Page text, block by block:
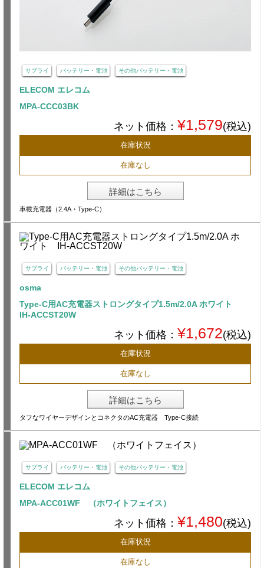
サプライ バッテリー・電池 その他バッテリー・電池
ELECOM エレコム
MPA-CCC03BK
ネット価格： ¥1,579(税込)
在庫状況
在庫なし
詳細はこちら
車載充電器（2.4A・Type-C）
サプライ バッテリー・電池 その他バッテリー・電池
osma
Type-C用AC充電器ストロングタイプ1.5m/2.0A ホワイト
IH-ACCST20W
ネット価格： ¥1,672(税込)
在庫状況
在庫なし
詳細はこちら
タフなワイヤーデザインとコネクタのAC充電器 Type-C接続
サプライ バッテリー・電池 その他バッテリー・電池
ELECOM エレコム
MPA-ACC01WF （ホワイトフェイス）
ネット価格： ¥1,480(税込)
在庫状況
在庫なし